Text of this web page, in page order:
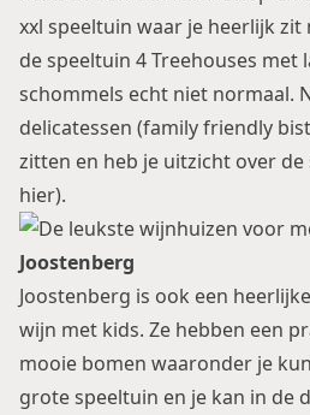
xxl speeltuin waar je heerlijk zit
de speeltuin 4 Treehouses met
schommels echt niet normaal.
delicatessen (family friendly
zitten en heb je uitzicht over de
hier).
Joostenberg
Joostenberg is ook een
wijn met kids. Ze hebben een
mooie bomen waaronder je
grote speeltuin en je kan in de